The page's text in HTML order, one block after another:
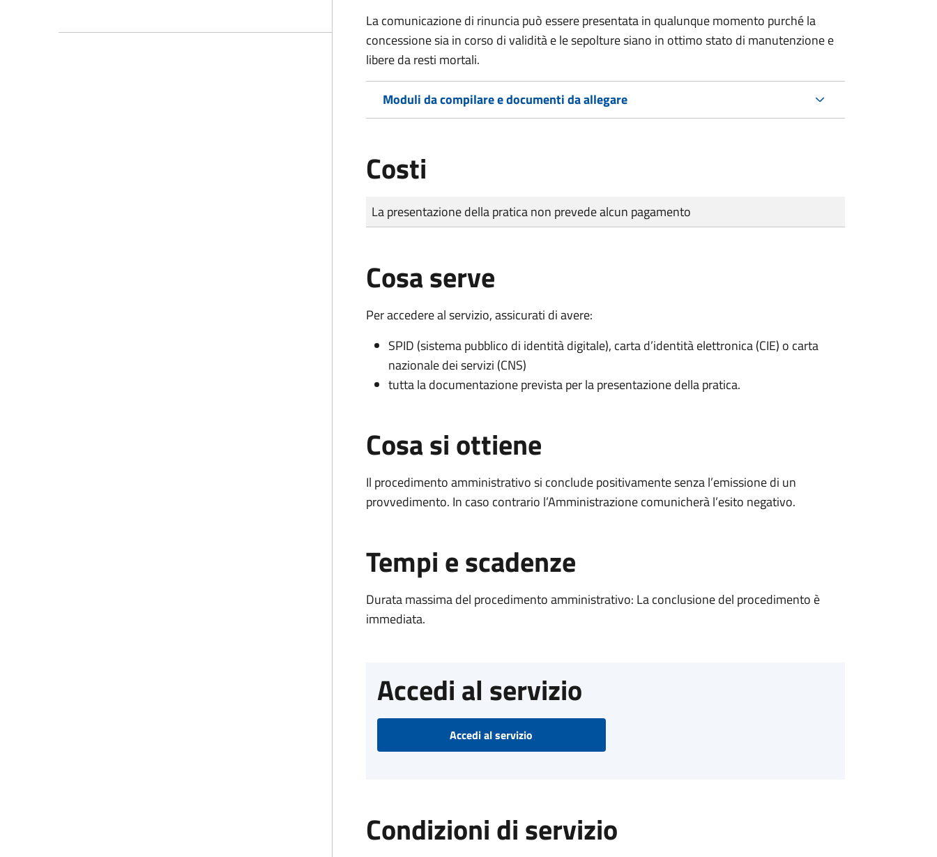
La comunicazione di rinuncia può essere presentata in qualunque momento purché la
concessione sia in corso di validità e le sepolture siano in ottimo stato di manutenzione e
libere da resti mortali.
Moduli da compilare e documenti da allegare
Costi
Tipo di pagamento
Importo
La presentazione della pratica non prevede alcun pagamento
Cosa serve
Per accedere al servizio, assicurati di avere:
SPID (sistema pubblico di identità digitale), carta d’identità elettronica (CIE) o carta
nazionale dei servizi (CNS)
tutta la documentazione prevista per la presentazione della pratica.
Cosa si ottiene
Il procedimento amministrativo si conclude positivamente senza l’emissione di un
provvedimento. In caso contrario l’Amministrazione comunicherà l’esito negativo.
Tempi e scadenze
Durata massima del procedimento amministrativo: La conclusione del procedimento è
immediata.
Accedi al servizio
Accedi al servizio
Condizioni di servizio